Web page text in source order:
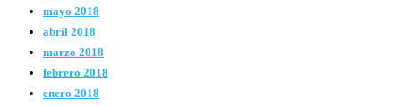
mayo 2018
abril 2018
marzo 2018
febrero 2018
enero 2018